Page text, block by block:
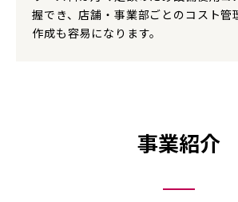
握でき、店舗・事業部ごとのコスト管
作成も容易になります。
事業紹介